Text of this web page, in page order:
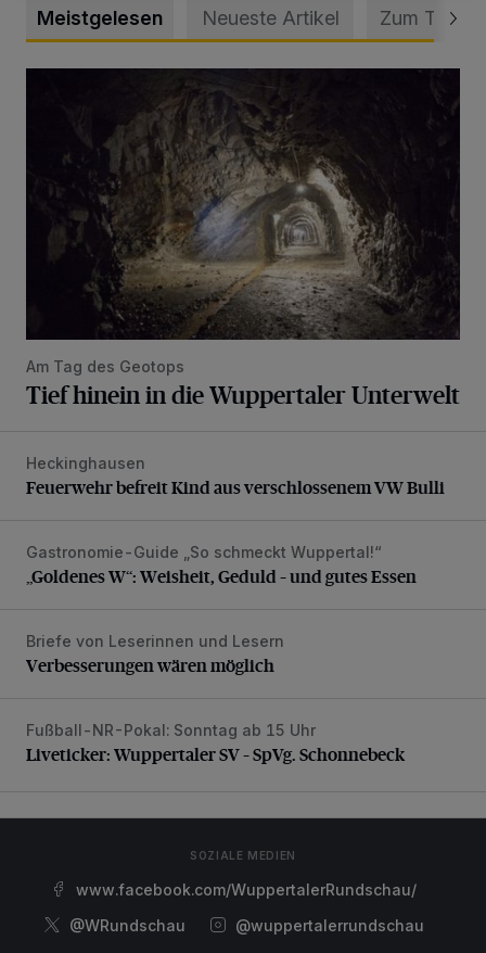
Meistgelesen Neueste Artikel Zum Thema
Am Tag des Geotops
Tief hinein in die Wuppertaler Unterwelt
Feuerwehr befreit Kind aus verschlossenem VW Bulli
Heckinghausen
Feuerwehr befreit Kind aus verschlossenem VW Bulli
„Goldenes W“: Weisheit, Geduld – und gutes Essen
Gastronomie-Guide „So schmeckt Wuppertal!“
„Goldenes W“: Weisheit, Geduld – und gutes Essen
Verbesserungen wären möglich
Briefe von Leserinnen und Lesern
Verbesserungen wären möglich
Liveticker: Wuppertaler SV – SpVg. Schonnebeck
Fußball-NR-Pokal: Sonntag ab 15 Uhr
Liveticker: Wuppertaler SV – SpVg. Schonnebeck
SOZIALE MEDIEN
www.facebook.com/WuppertalerRundschau/
@WRundschau
@wuppertalerrundschau